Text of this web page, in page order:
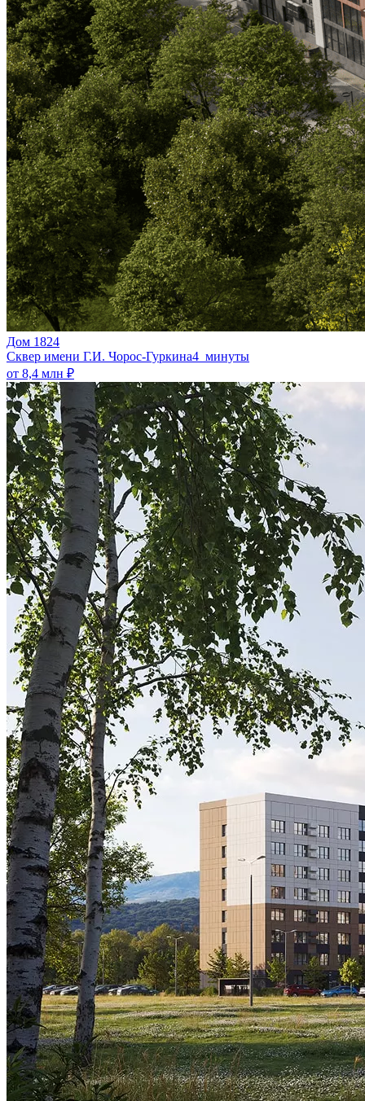
Дом 1824
Сквер имени Г.И. Чорос-Гуркина4 минуты
от 8,4 млн ₽